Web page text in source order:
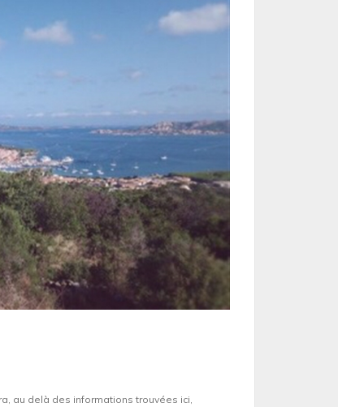
au delà des informations trouvées ici,